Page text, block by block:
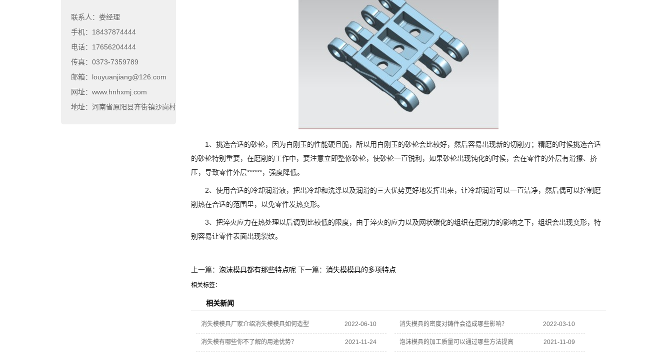
联系人：娄经理
手机：18437874444
电话：17656204444
传真：0373-7359789
邮箱：louyuanjiang@126.com
网址：www.hnhxmj.com
地址：河南省原阳县齐街镇沙岗村
1、挑选合适的砂轮，因为白刚玉的性能硬且脆，所以用白刚玉的砂轮会比较好，然后容易出现新的切削刃；精磨的时候挑选合适
的砂轮特别重要，在磨削的工作中，要注意立即整修砂轮，使砂轮一直锐利，如果砂轮出现钝化的时候，会在零件的外层有滑擦、挤
压，导致零件外层******，强度降低。
2、使用合适的冷却润滑液，把出冷却和洗涤以及润滑的三大优势更好地发挥出来，让冷却润滑可以一直洁净，然后偶可以控制磨
削热在合适的范围里，以免零件发热变形。
3、把淬火应力在热处理以后调到比较低的限度，由于淬火的应力以及网状碳化的组织在磨削力的影响之下，组织会出现变形，特
别容易让零件表面出现裂纹。
上一篇： 泡沫模具都有那些特点呢 下一篇： 消失模模具的多项特点
相关标签：
相关新闻
2022-06-10
消失模模具厂家介绍消失模模具如何造型 2022-03-10
消失模具的密度对铸件会造成哪些影响？
2021-11-24
消失模有哪些你不了解的用途优势？ 2021-11-09
泡沫模具的加工质量可以通过哪些方法提高